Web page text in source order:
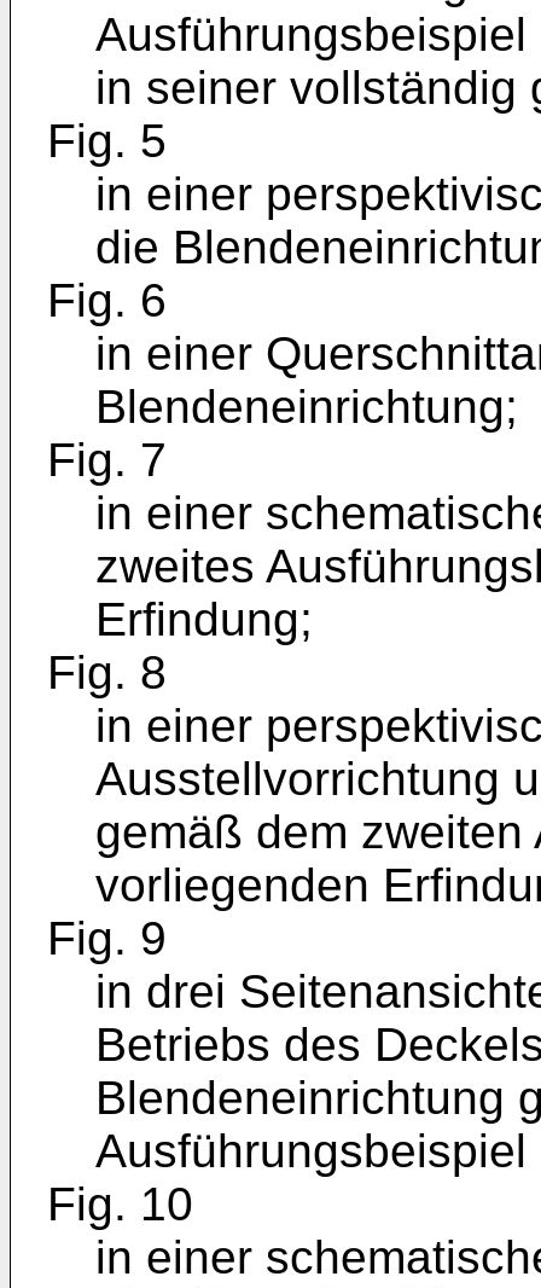
in seiner vollständig
Fig. 5
in einer
die
Fig. 6
in einer
Blendeneinrichtung;
Fig. 7
in einer
zweites
Erfindung;
Fig. 8
in einer
Ausstellvorrichtung
gemäß dem
vorliegenden
Fig. 9
in drei
Betriebs des
Blendeneinrichtung
Fig. 10
in einer